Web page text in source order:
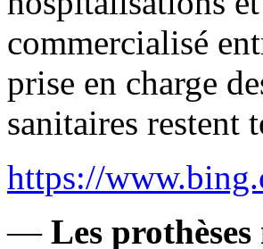
commercialisé
prise en charge
sanitaires restent
https://
— Les